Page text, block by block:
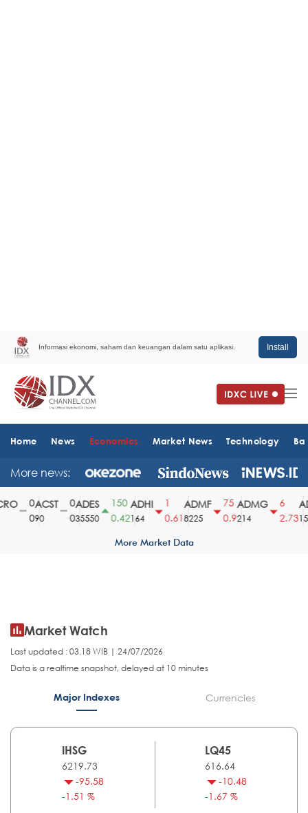
Informasi ekonomi, saham dan keuangan dalam satu aplikasi. Install
Home News Economics Market News Technology
More news:
ACST
90
ADES
35550
150
0.42
ADHI
164
0.61
ADMF
8225
75
0.9
ADMG
214
2.73
More Market Data
Market Watch
Last updated : 03.18 WIB | 24/07/2026
Data is a realtime snapshot, delayed at 10 minutes
Major Indexes Currencies
IHSG
6219.73
-95.58
-1.51 %
LQ45
616.64
-10.48
-1.67 %